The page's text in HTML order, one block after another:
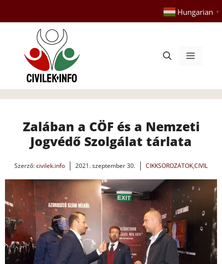
tartalomba
Hungarian ▼
Menü
Zalában a CÖF és a Nemzeti
Jogvédő Szolgálat tárlata
Szerző:civilek.info 2021. szeptember 30. CIKKSOROZATOK,CIVIL